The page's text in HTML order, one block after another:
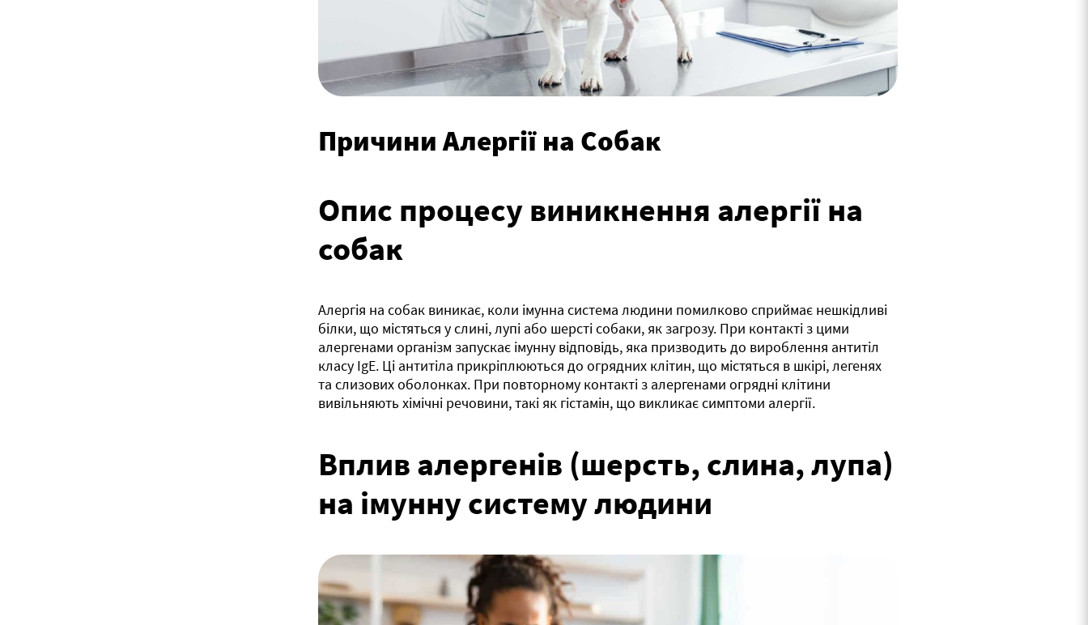
Причини Алергії на Собак
Опис процесу виникнення алергії на
собак
Алергія на собак виникає, коли імунна система людини помилково сприймає нешкідливі
білки, що містяться у слині, лупі або шерсті собаки, як загрозу. При контакті з цими
алергенами організм запускає імунну відповідь, яка призводить до вироблення антитіл
класу IgE. Ці антитіла прикріплюються до огрядних клітин, що містяться в шкірі, легенях
та слизових оболонках. При повторному контакті з алергенами огрядні клітини
вивільняють хімічні речовини, такі як гістамін, що викликає симптоми алергії.
Вплив алергенів (шерсть, слина, лупа)
на імунну систему людини